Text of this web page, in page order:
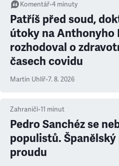
Komentář•4 minuty
Patříš před soud,
útoky na Anthonyho
rozhodoval o
časech covidu
Martin Uhlíř•7. 8. 2026
Zahraničí•11 minut
Pedro Sanchéz se
populistů.
proudu